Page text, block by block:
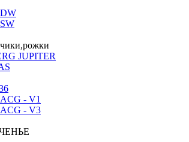
JUPITER
- V1
- V3